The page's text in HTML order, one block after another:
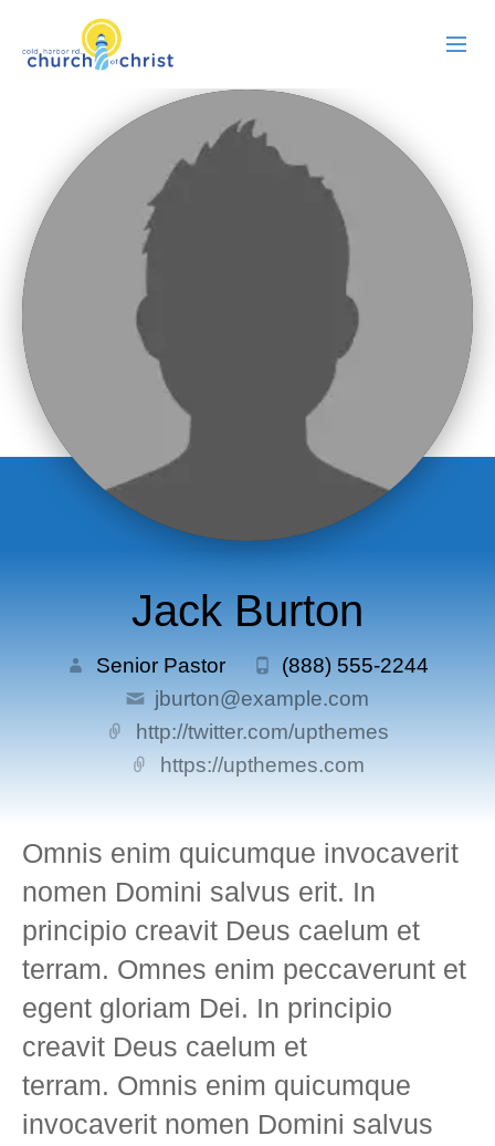
ABOUT US
RESOURCES
EVENTS
MEMBERS
Jack Burton
Senior Pastor
(888) 555-2244
jburton@example.com
http://twitter.com/upthemes
https://upthemes.com
Omnis enim quicumque invocaverit
nomen Domini salvus erit. In
principio creavit Deus caelum et
terram. Omnes enim peccaverunt et
egent gloriam Dei. In principio
creavit Deus caelum et
terram. Omnis enim quicumque
invocaverit nomen Domini salvus